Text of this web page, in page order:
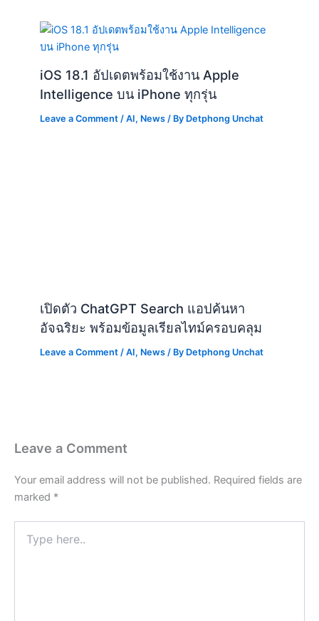
iOS 18.1 อัปเดตพร้อมใช้งาน Apple
Intelligence บน iPhone ทุกรุ่น
Leave a Comment /AI, News / By Detphong Unchat
เปิดตัว ChatGPT Search แอปค้นหา
อัจฉริยะ พร้อมข้อมูลเรียลไทม์ครอบคลุม
Leave a Comment /AI, News / By Detphong Unchat
Leave a Comment
Your email address will not be published. Required fields are
marked *
here..